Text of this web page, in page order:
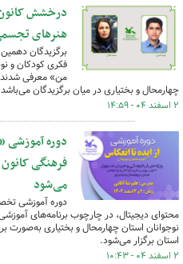
درخشش
هنرهای
برگزیدگان
فکری کودکان و
چهارمحال و بختیاری در میان برگزیدگان
۲ اسفند ۰۴ - ۱۴:۵۹
دوره آموزشی
فرهنگی
می‌شود
دوره آموزشی
نوجوانان استان چهارمحال و بختیاری به‌صورت
استان برگزار می‌شود.
۲ اسفند ۰۴ - ۱۰:۴۳